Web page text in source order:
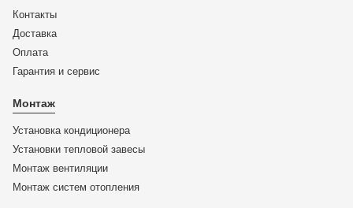
Контакты
Доставка
Оплата
Гарантия и сервис
Монтаж
Установка кондиционера
Установки тепловой завесы
Монтаж вентиляции
Монтаж систем отопления